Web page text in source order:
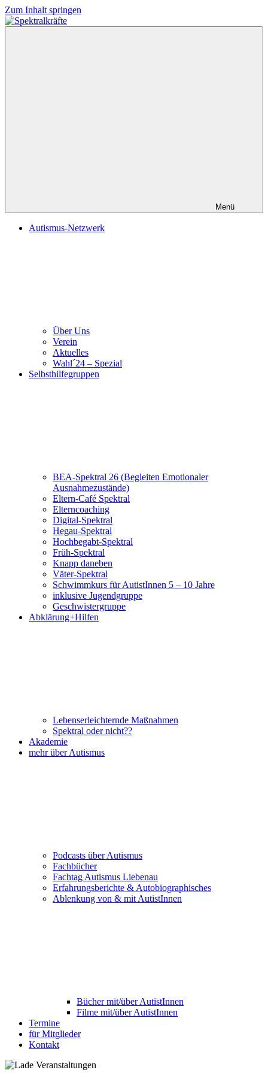
Zum Inhalt springen
Menü
Autismus-Netzwerk
Über Uns
Verein
Aktuelles
Wahl´24 – Spezial
Selbsthilfegruppen
BEA-Spektral 26 (Begleiten Emotionaler
Ausnahmezustände)
Eltern-Café Spektral
Elterncoaching
Digital-Spektral
Hegau-Spektral
Hochbegabt-Spektral
Früh-Spektral
Knapp daneben
Väter-Spektral
Schwimmkurs für AutistInnen 5 – 10 Jahre
inklusive Jugendgruppe
Geschwistergruppe
Abklärung+Hilfen
Lebenserleichternde Maßnahmen
Spektral oder nicht??
Akademie
mehr über Autismus
Podcasts über Autismus
Fachbücher
Fachtag Autismus Liebenau
Erfahrungsberichte & Autobiographisches
Ablenkung von & mit AutistInnen
Bücher mit/über AutistInnen
Filme mit/über AutistInnen
Termine
für Mitglieder
Kontakt